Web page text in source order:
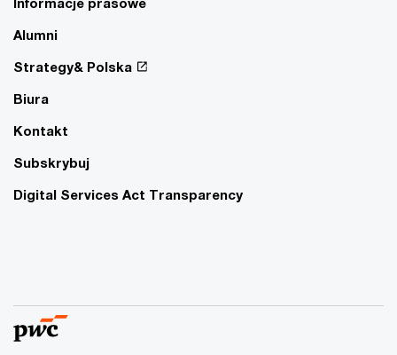
Alumni
Strategy& Polska
Biura
Kontakt
Subskrybuj
Digital Services Act Transparency